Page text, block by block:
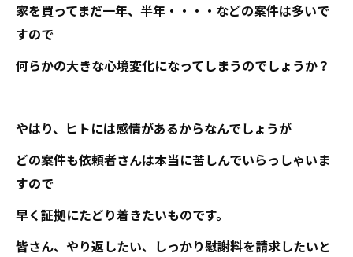
家を買ってまだ一年、半年・・・・などの案件は多いで
すので
何らかの大きな心境変化になってしまうのでしょうか？
やはり、ヒトには感情があるからなんでしょうが
どの案件も依頼者さんは本当に苦しんでいらっしゃいま
すので
早く証拠にたどり着きたいものです。
皆さん、やり返したい、しっかり慰謝料を請求したいと